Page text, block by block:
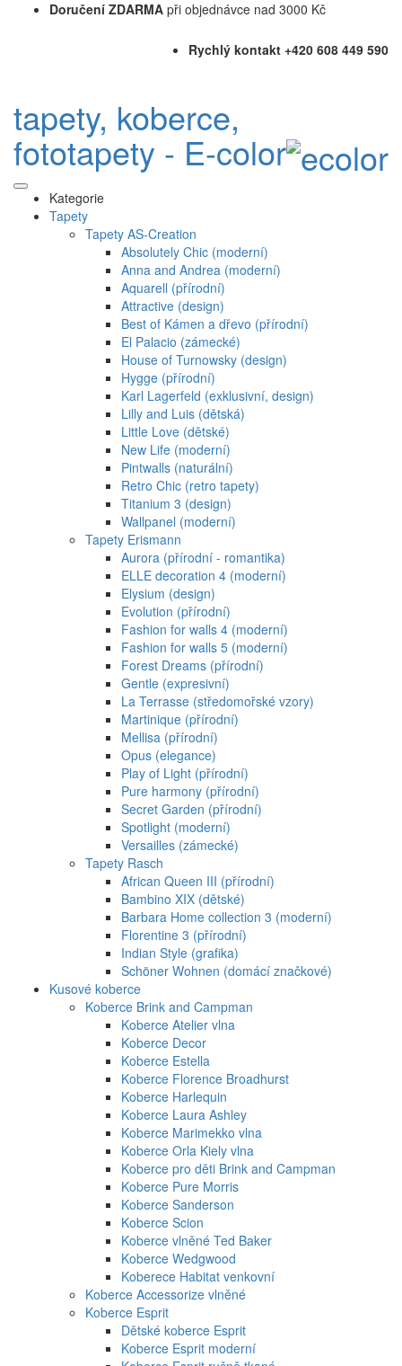
Doručení ZDARMA při objednávce nad 3000 Kč
Rychlý kontakt +420 608 449 590
tapety, koberce,
fototapety - E-color
Kategorie
Tapety
Tapety AS-Creation
Absolutely Chic (moderní)
Anna and Andrea (moderní)
Aquarell (přírodní)
Attractive (design)
Best of Kámen a dřevo (přírodní)
El Palacio (zámecké)
House of Turnowsky (design)
Hygge (přírodní)
Karl Lagerfeld (exklusivní, design)
Lilly and Luis (dětská)
Little Love (dětské)
New Life (moderní)
Pintwalls (naturální)
Retro Chic (retro tapety)
Titanium 3 (design)
Wallpanel (moderní)
Tapety Erismann
Aurora (přírodní - romantika)
ELLE decoration 4 (moderní)
Elysium (design)
Evolution (přírodní)
Fashion for walls 4 (moderní)
Fashion for walls 5 (moderní)
Forest Dreams (přírodní)
Gentle (expresivní)
La Terrasse (středomořské vzory)
Martinique (přírodní)
Mellisa (přírodní)
Opus (elegance)
Play of Light (přírodní)
Pure harmony (přírodní)
Secret Garden (přírodní)
Spotlight (moderní)
Versailles (zámecké)
Tapety Rasch
African Queen III (přírodní)
Bambino XIX (dětské)
Barbara Home collection 3 (moderní)
Florentine 3 (přírodní)
Indian Style (grafika)
Schöner Wohnen (domácí značkové)
Kusové koberce
Koberce Brink and Campman
Koberce Atelier vlna
Koberce Decor
Koberce Estella
Koberce Florence Broadhurst
Koberce Harlequin
Koberce Laura Ashley
Koberce Marimekko vlna
Koberce Orla Kiely vlna
Koberce pro děti Brink and Campman
Koberce Pure Morris
Koberce Sanderson
Koberce Scion
Koberce vlněné Ted Baker
Koberce Wedgwood
Koberece Habitat venkovní
Koberce Accessorize vlněné
Koberce Esprit
Dětské koberce Esprit
Koberce Esprit moderní